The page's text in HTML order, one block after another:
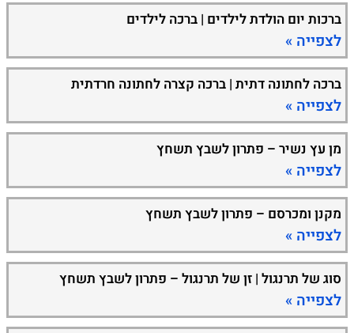
ברכות יום הולדת לילדים | ברכה לילדים
לצפייה »
ברכה לחתונה דתית | ברכה קצרה לחתונה חרדתית
לצפייה »
מן עץ נשיר – פתרון לשבץ תשחץ
לצפייה »
מקנן ומכרסם – פתרון לשבץ תשחץ
לצפייה »
סוג של תרנגול | זן של תרנגול – פתרון לשבץ תשחץ
לצפייה »